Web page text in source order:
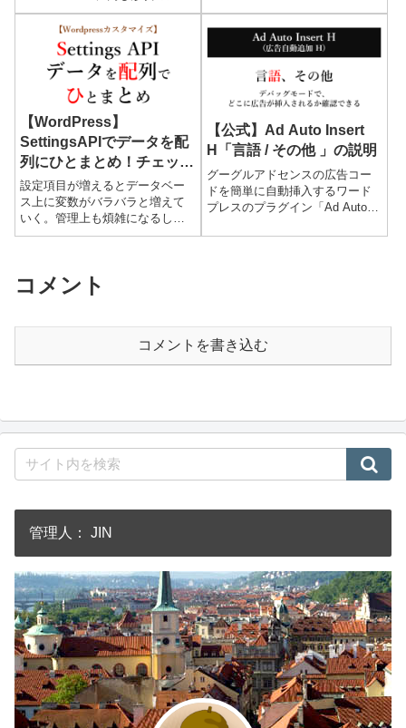
コンがあればそれを使えば良い
ですが、ない場合はワードプレ
スの「インライン画像」を使え
ばOK。ここではワードプ...
わらず横にはみ出してちゃんと
見れない！！なんてことあり
ま...
【WordPress】
SettingsAPIでデータを配
列にひとまとめ！チェック
ボックスはどうなる？
設定項目が増えるとデータベー
ス上に変数がバラバラと増えて
いく。管理上も煩雑になるし作
法的にも良くないようで、変数
つチェックボックス（input type
checkbox）でnameを2次元配列
数（無害化）も1つの関数にまと
める。
【公式】Ad Auto Insert
H「言語 / その他 」の説明
グーグルアドセンスの広告コー
ドを簡単に自動挿入するワード
プレスのプラグイン「Ad Auto
公式解説ページです。ここでは
コメント
コメントを書き込む
管理人： JIN